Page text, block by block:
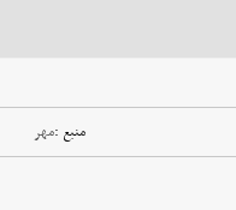
منبع :مهر